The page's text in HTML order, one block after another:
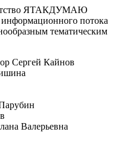
ЯТАКДУМАЮ
информационного потока
тематическим
Сергей Кайнов
Валерьевна